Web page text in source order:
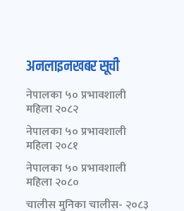
अनलाइनखबर सूची
नेपालका ५० प्रभावशाली
महिला २०८२
नेपालका ५० प्रभावशाली
महिला २०८१
नेपालका ५० प्रभावशाली
महिला २०८०
चालीस मुनिका चालीस- २०८३